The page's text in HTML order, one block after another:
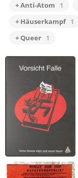
+ Anti-Atom
1
+ Häuserkampf 1
+ Queer 1
Vorsicht Falle